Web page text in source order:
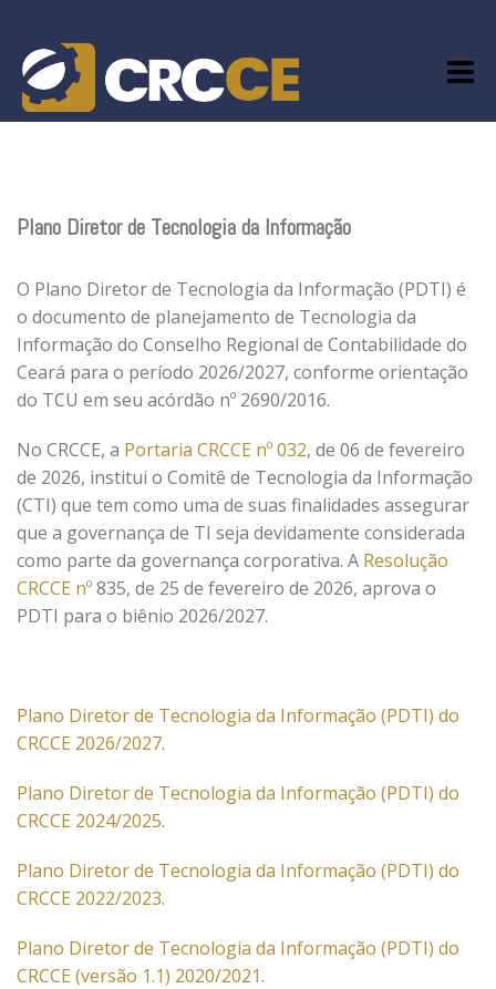
content
Plano Diretor de Tecnologia da Informação
O Plano Diretor de Tecnologia da Informação (PDTI) é
o documento de planejamento de Tecnologia da
Informação do Conselho Regional de Contabilidade do
Ceará para o período 2026/2027, conforme orientação
do TCU em seu acórdão nº 2690/2016.
No CRCCE, a Portaria CRCCE nº 032, de 06 de fevereiro
de 2026, institui o Comitê de Tecnologia da Informação
(CTI) que tem como uma de suas finalidades assegurar
que a governança de TI seja devidamente considerada
como parte da governança corporativa. A Resolução
CRCCE nº835, de 25 de fevereiro de 2026, aprova o
PDTI para o biênio 2026/2027.
Plano Diretor de Tecnologia da Informação (PDTI) do
CRCCE 2026/2027.
Plano Diretor de Tecnologia da Informação (PDTI) do
CRCCE 2024/2025.
Plano Diretor de Tecnologia da Informação (PDTI) do
CRCCE 2022/2023.
Plano Diretor de Tecnologia da Informação (PDTI) do
CRCCE (versão 1.1) 2020/2021.